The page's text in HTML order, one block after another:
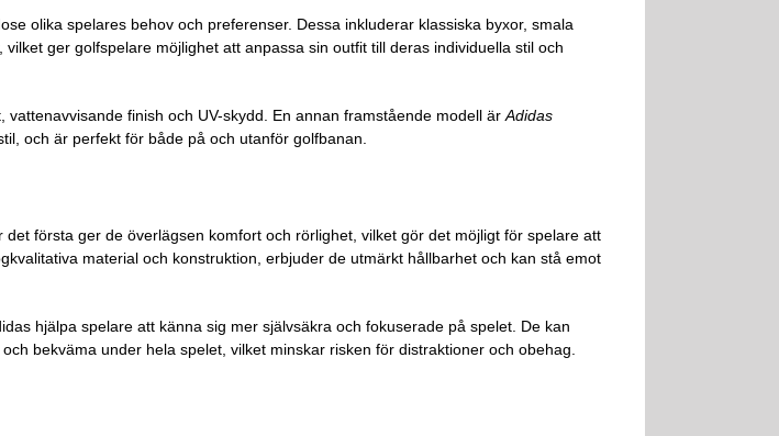
olika spelares behov och preferenser. Dessa inkluderar klassiska byxor, smala
ger golfspelare möjlighet att anpassa sin outfit till deras individuella stil och
vattenavvisande finish och UV-skydd. En annan framstående modell är Adidas
och är perfekt för både på och utanför golfbanan.
första ger de överlägsen komfort och rörlighet, vilket gör det möjligt för spelare att
material och konstruktion, erbjuder de utmärkt hållbarhet och kan stå emot
hjälpa spelare att känna sig mer självsäkra och fokuserade på spelet. De kan
bekväma under hela spelet, vilket minskar risken för distraktioner och obehag.